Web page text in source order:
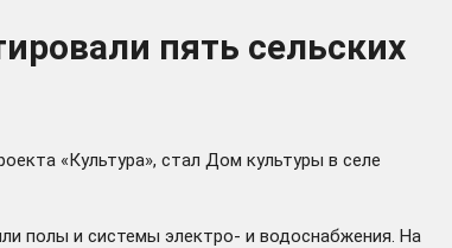
пять сельских
«Культура», стал Дом культуры в селе
полы и системы электро- и водоснабжения. На